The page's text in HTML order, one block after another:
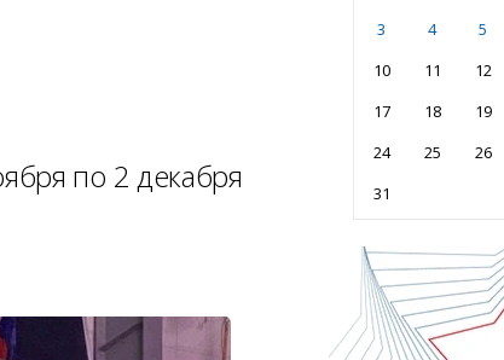
по 2 декабря
3
4 5
10
11 12
17
18 19
24
25 26
31